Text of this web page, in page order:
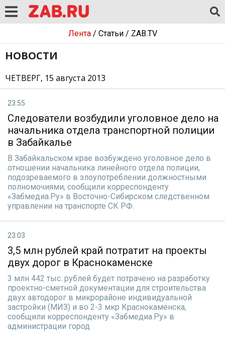
Лента/ Статьи/ ZAB.TV
НОВОСТИ
ЧЕТВЕРГ, 15 августа 2013
23:55
Следователи возбудили уголовное дело на
начальника отдела транспортной полиции
в Забайкалье
В Забайкальском крае возбуждено уголовное дело в
отношении начальника линейного отдела полиции,
подозреваемого в злоупотреблении должностными
полномочиями, сообщили корреспонденту
«Забмедиа.Ру» в Восточно-Сибирском следственном
управлении на транспорте СК РФ.
23:03
3,5 млн рублей край потратит на проекты
двух дорог в Краснокаменске
3 млн 442 тыс. рублей будет потрачено на разработку
проектно-сметной документации для строительства
двух автодорог в микрорайоне индивидуальной
застройки (МИЗ) и во 2-3 мкр Краснокаменска,
сообщили корреспонденту «Забмедиа.Ру» в
администрации город